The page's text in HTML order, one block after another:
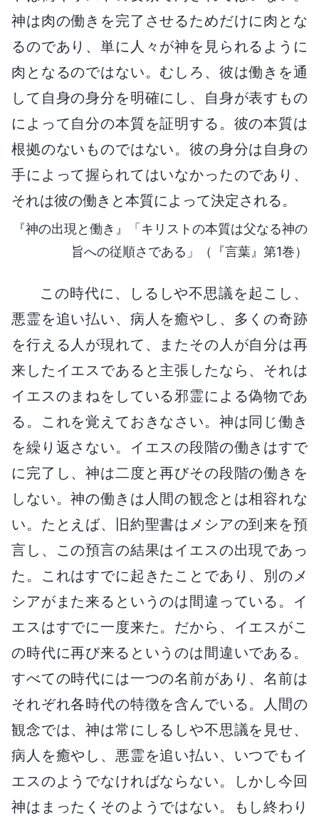
神は肉の働きを完了させるためだけに肉とな
るのであり、単に人々が神を見られるように
肉となるのではない。むしろ、彼は働きを通
して自身の身分を明確にし、自身が表すもの
によって自分の本質を証明する。彼の本質は
根拠のないものではない。彼の身分は自身の
手によって握られてはいなかったのであり、
それは彼の働きと本質によって決定される。
『神の出現と働き』「キリストの本質は父なる神の
旨への従順さである」（『言葉』第1巻）
この時代に、しるしや不思議を起こし、
悪霊を追い払い、病人を癒やし、多くの奇跡
を行える人が現れて、またその人が自分は再
来したイエスであると主張したなら、それは
イエスのまねをしている邪霊による偽物であ
る。これを覚えておきなさい。神は同じ働き
を繰り返さない。イエスの段階の働きはすで
に完了し、神は二度と再びその段階の働きを
しない。神の働きは人間の観念とは相容れな
い。たとえば、旧約聖書はメシアの到来を預
言し、この預言の結果はイエスの出現であっ
た。これはすでに起きたことであり、別のメ
シアがまた来るというのは間違っている。イ
エスはすでに一度来た。だから、イエスがこ
の時代に再び来るというのは間違いである。
すべての時代には一つの名前があり、名前は
それぞれ各時代の特徴を含んでいる。人間の
観念では、神は常にしるしや不思議を見せ、
病人を癒やし、悪霊を追い払い、いつでもイ
エスのようでなければならない。しかし今回
神はまったくそのようではない。もし終わり